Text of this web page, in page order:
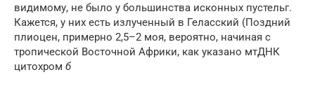
видимому, не было у большинства исконных пустельг.
Кажется, у них есть излученный в Геласский (Поздний
плиоцен, примерно 2,5–2 моя, вероятно, начиная с
тропической Восточной Африки, как указано мтДНК
цитохром б